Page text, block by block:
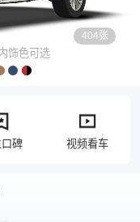
404张
饰色可选
碑 视频看车